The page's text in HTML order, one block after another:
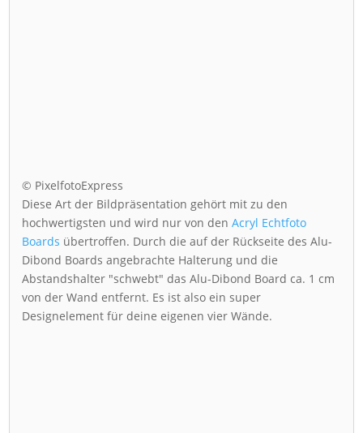
© PixelfotoExpress
Diese Art der Bildpräsentation gehört mit zu den
hochwertigsten und wird nur von denAcryl Echtfoto
Boards übertroffen. Durch die auf der Rückseite des Alu-
Dibond Boards angebrachte Halterung und die
Abstandshalter "schwebt" das Alu-Dibond Board ca. 1 cm
von der Wand entfernt. Es ist also ein super
Designelement für deine eigenen vier Wände.